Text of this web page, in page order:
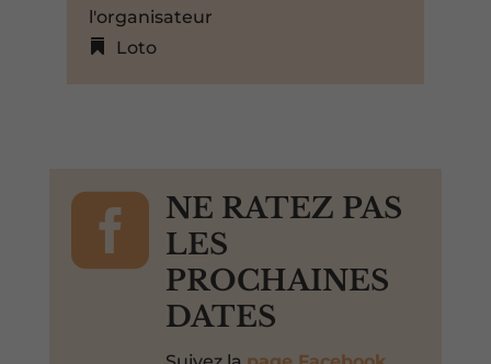
l'organisateur
Loto

NE RATEZ PAS
LES
PROCHAINES
DATES